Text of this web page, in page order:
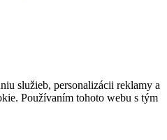
služieb, personalizácii reklamy a
Používaním tohoto webu s tým